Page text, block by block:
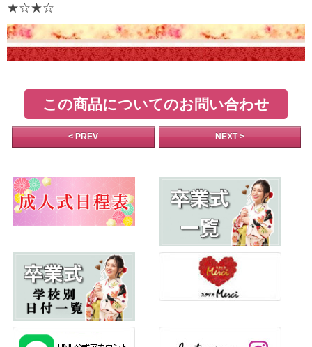
★☆★☆
この商品についてのお問い合わせ
< PREV NEXT >